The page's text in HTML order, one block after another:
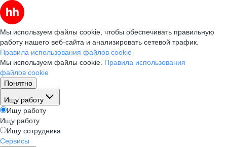
Мы используем файлы cookie, чтобы обеспечивать правильную
работу нашего веб-сайта и анализировать сетевой трафик.
Правила использования файлов cookie
Мы используем файлы cookie. Правила использования
файлов cookie
Понятно
Ищу работу
Ищу работу
Ищу работу
Ищу сотрудника
Сервисы